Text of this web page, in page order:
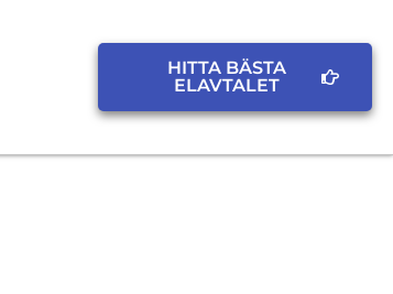
HITTA BÄSTA
ELAVTALET